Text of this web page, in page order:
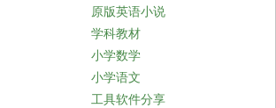
原版英语小说
学科教材
小学数学
小学语文
工具软件分享